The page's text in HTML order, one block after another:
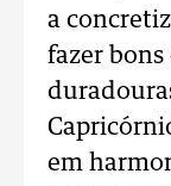
a
fazer bons
em